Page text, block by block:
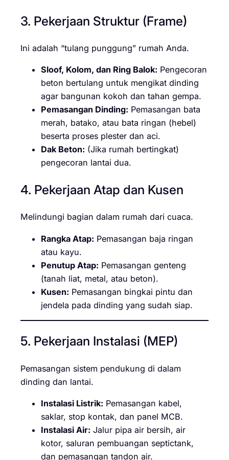
3. Pekerjaan Struktur (Frame)
Ini adalah “tulang punggung” rumah Anda.
Sloof, Kolom, dan Ring Balok: Pengecoran
beton bertulang untuk mengikat dinding
agar bangunan kokoh dan tahan gempa.
Pemasangan Dinding: Pemasangan bata
merah, batako, atau bata ringan (hebel)
beserta proses plester dan aci.
Dak Beton: (Jika rumah bertingkat)
pengecoran lantai dua.
4. Pekerjaan Atap dan Kusen
Melindungi bagian dalam rumah dari cuaca.
Rangka Atap: Pemasangan baja ringan
atau kayu.
Penutup Atap: Pemasangan genteng
(tanah liat, metal, atau beton).
Kusen: Pemasangan bingkai pintu dan
jendela pada dinding yang sudah siap.
5. Pekerjaan Instalasi (MEP)
Pemasangan sistem pendukung di dalam
dinding dan lantai.
Instalasi Listrik: Pemasangan kabel,
saklar, stop kontak, dan panel MCB.
Instalasi Air: Jalur pipa air bersih, air
kotor, saluran pembuangan septictank,
dan pemasangan tandon air.